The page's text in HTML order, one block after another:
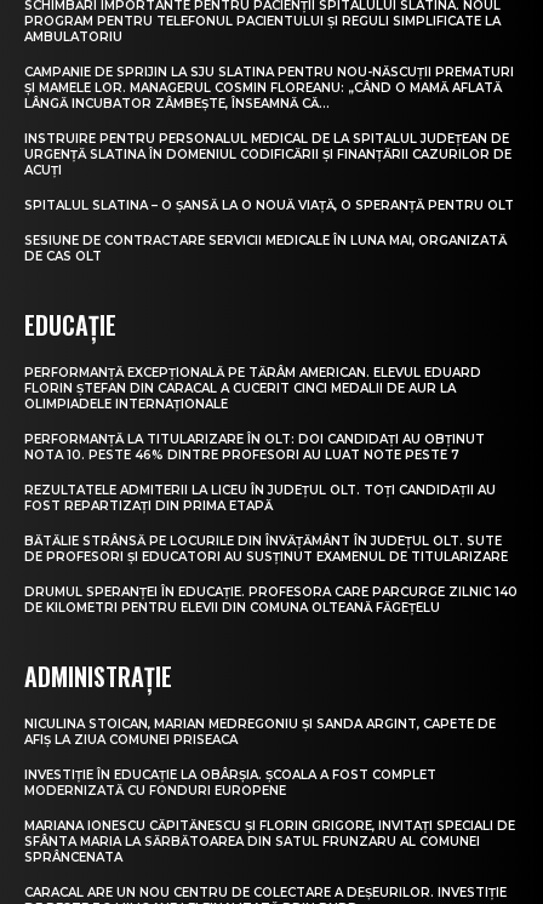
SCHIMBĂRI IMPORTANTE PENTRU PACIENȚII SPITALULUI SLATINA. NOUL
PROGRAM PENTRU TELEFONUL PACIENTULUI ȘI REGULI SIMPLIFICATE LA
AMBULATORIU
CAMPANIE DE SPRIJIN LA SJU SLATINA PENTRU NOU-NĂSCUȚII PREMATURI
ȘI MAMELE LOR. MANAGERUL COSMIN FLOREANU: „CÂND O MAMĂ AFLATĂ
LÂNGĂ INCUBATOR ZÂMBEȘTE, ÎNSEAMNĂ CĂ...
INSTRUIRE PENTRU PERSONALUL MEDICAL DE LA SPITALUL JUDEȚEAN DE
URGENȚĂ SLATINA ÎN DOMENIUL CODIFICĂRII ȘI FINANȚĂRII CAZURILOR DE
ACUȚI
SPITALUL SLATINA – O ȘANSĂ LA O NOUĂ VIAȚĂ, O SPERANȚĂ PENTRU OLT
SESIUNE DE CONTRACTARE SERVICII MEDICALE ÎN LUNA MAI, ORGANIZATĂ
DE CAS OLT
EDUCAȚIE
PERFORMANȚĂ EXCEPȚIONALĂ PE TĂRÂM AMERICAN. ELEVUL EDUARD
FLORIN ȘTEFAN DIN CARACAL A CUCERIT CINCI MEDALII DE AUR LA
OLIMPIADELE INTERNAȚIONALE
PERFORMANȚĂ LA TITULARIZARE ÎN OLT: DOI CANDIDAȚI AU OBȚINUT
NOTA 10. PESTE 46% DINTRE PROFESORI AU LUAT NOTE PESTE 7
REZULTATELE ADMITERII LA LICEU ÎN JUDEȚUL OLT. TOȚI CANDIDAȚII AU
FOST REPARTIZAȚI DIN PRIMA ETAPĂ
BĂTĂLIE STRÂNSĂ PE LOCURILE DIN ÎNVĂȚĂMÂNT ÎN JUDEȚUL OLT. SUTE
DE PROFESORI ȘI EDUCATORI AU SUSȚINUT EXAMENUL DE TITULARIZARE
DRUMUL SPERANȚEI ÎN EDUCAȚIE. PROFESORA CARE PARCURGE ZILNIC 140
DE KILOMETRI PENTRU ELEVII DIN COMUNA OLTEANĂ FĂGEȚELU
ADMINISTRAȚIE
NICULINA STOICAN, MARIAN MEDREGONIU ȘI SANDA ARGINT, CAPETE DE
AFIȘ LA ZIUA COMUNEI PRISEACA
INVESTIȚIE ÎN EDUCAȚIE LA OBÂRȘIA. ȘCOALA A FOST COMPLET
MODERNIZATĂ CU FONDURI EUROPENE
MARIANA IONESCU CĂPITĂNESCU ȘI FLORIN GRIGORE, INVITAȚI SPECIALI DE
SFÂNTA MARIA LA SĂRBĂTOAREA DIN SATUL FRUNZARU AL COMUNEI
SPRÂNCENATA
CARACAL ARE UN NOU CENTRU DE COLECTARE A DEȘEURILOR. INVESTIȚIE